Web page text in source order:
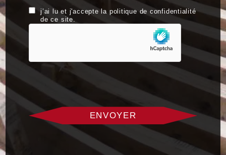
RGPD
j’ai lu et j'accepte la politique de confidentialité
de ce site.